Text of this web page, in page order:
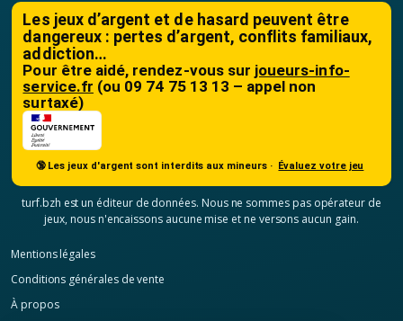
Les jeux d’argent et de hasard peuvent être
dangereux : pertes d’argent, conflits familiaux,
addiction…
Pour être aidé, rendez-vous sur joueurs-info-
service.fr (ou 09 74 75 13 13 – appel non
surtaxé)
🔞 Les jeux d'argent sont interdits aux mineurs · Évaluez votre jeu
turf.bzh est un éditeur de données. Nous ne sommes pas opérateur de
jeux, nous n'encaissons aucune mise et ne versons aucun gain.
Mentions légales
Conditions générales de vente
À propos